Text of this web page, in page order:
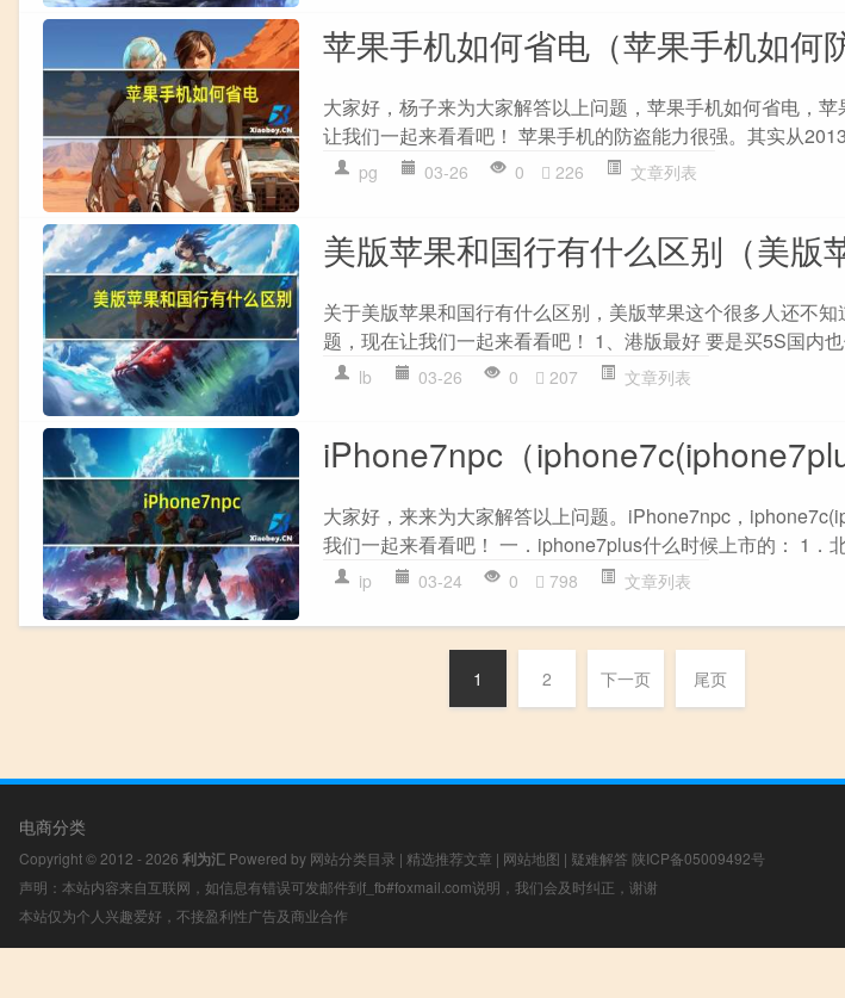
苹果手机如何省电（苹果手机如何
大家好，杨子来为大家解答以上问题，苹果手机如何省电，
让我们一起来看看吧！ 苹果手机的防盗能力很强。其实从
pg 03-26 0 226 文章列表
美版苹果和国行有什么区别（美版
关于美版苹果和国行有什么区别，美版苹果这个很多人还不
题，现在让我们一起来看看吧！ 1、港版最好 要是买5S国内
lb 03-26 0 207 文章列表
iPhone7npc（
大家好，来来为大家解答以上问题。iPhone7npc，
我们一起来看看吧！ 一．iphone7plus什么时候上市的： 1．
ip 03-24 0 798 文章列表
1 2 下一页 尾页
电商分类
Copyright © 2012 - 2026 利为汇 Powered by 网站分类目录 | 精选推荐文章 | 网站地图 | 疑难解答 陕ICP备05009492号
声明：本站内容来自互联网，如信息有错误可发邮件到f_fb#foxmail.com说明，我们会及时纠正，谢谢
本站仅为个人兴趣爱好，不接盈利性广告及商业合作